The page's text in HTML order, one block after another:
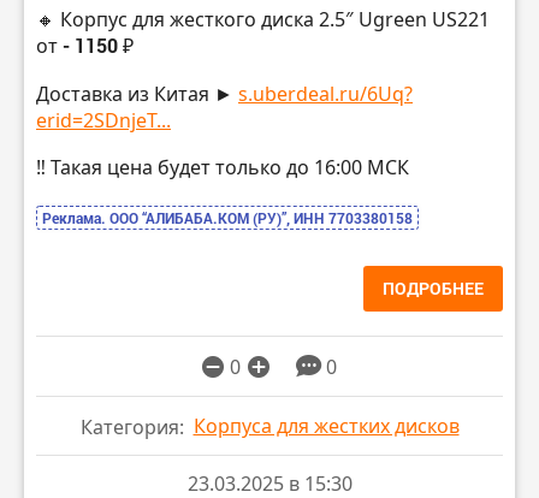
🔸 Корпус для жесткого диска 2.5″ Ugreen US221
от- 1150 ₽
Доставка из Китая ► s.uberdeal.ru/6Uq?
erid=2SDnjeT...
‼️ Такая цена будет только до 16:00 МСК
Реклама. ООО “АЛИБАБА.КОМ (РУ)”, ИНН 7703380158
ПОДРОБНЕЕ
0 0
Категория: Корпуса для жестких дисков
23.03.2025 в 15:30